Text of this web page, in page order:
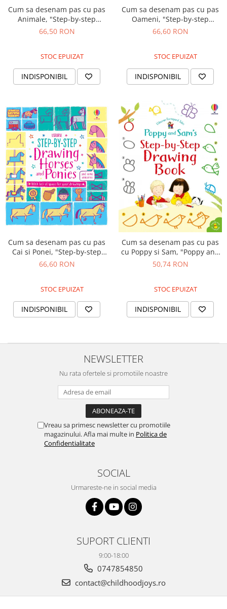
Cum sa desenam pas cu pas
Animale, "Step-by-step
drawing Animals", Usborne
66,50 RON
STOC EPUIZAT
INDISPONIBIL
Cum sa desenam pas cu pas
Oameni, "Step-by-step
drawing People", Usborne
66,60 RON
STOC EPUIZAT
INDISPONIBIL
Cum sa desenam pas cu pas
Cai si Ponei, "Step-by-step
drawing Horses and Ponies",
66,60 RON
STOC EPUIZAT
INDISPONIBIL
Cum sa desenam pas cu pas
cu Poppy si Sam, "Poppy and
Sam's step-by-step drawing
50,74 RON
STOC EPUIZAT
INDISPONIBIL
NEWSLETTER
Nu rata ofertele si promotiile noastre
Vreau sa primesc newsletter cu promotiile
magazinului. Afla mai multe in Politica de
Confidentialitate
SOCIAL
Urmareste-ne in social media
SUPORT CLIENTI
9:00-18:00
0747854850
contact@childhoodjoys.ro